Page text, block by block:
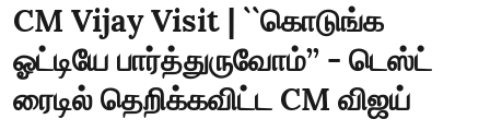
CM Vijay Visit | ``கொடுங்க
ஓட்டியே பார்த்துருவோம்’’ - டெஸ்ட்
ரைடில் தெறிக்கவிட்ட CM விஜய்